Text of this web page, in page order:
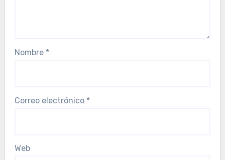
Nombre *
Correo electrónico *
Web